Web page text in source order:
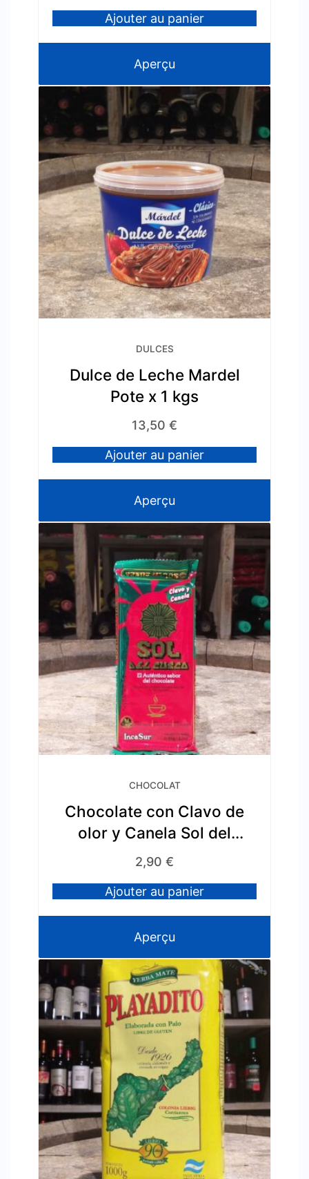
Ajouter au panier
Aperçu
DULCES
Dulce de Leche Mardel
Pote x 1 kgs
13,50 €
Ajouter au panier
Aperçu
CHOCOLAT
Chocolate con Clavo de
olor y Canela Sol del
Cusco
2,90 €
Ajouter au panier
Aperçu